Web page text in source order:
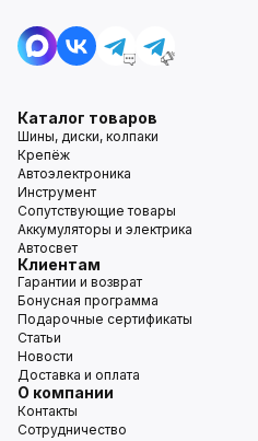
Каталог товаров
Шины, диски, колпаки
Крепёж
Автоэлектроника
Инструмент
Сопутствующие товары
Аккумуляторы и электрика
Автосвет
Клиентам
Гарантии и возврат
Бонусная программа
Подарочные сертификаты
Статьи
Новости
Доставка и оплата
О компании
Контакты
Сотрудничество